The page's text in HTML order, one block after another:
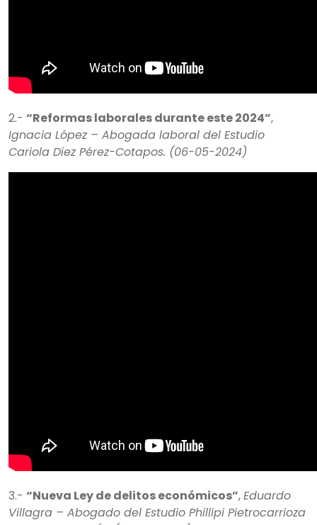
2.- “Reformas laborales durante este 2024”,
Ignacia López – Abogada laboral del Estudio
Cariola Díez Pérez-Cotapos. (06-05-2024)
3.- “Nueva Ley de delitos económicos”,Eduardo
Villagra – Abogado del Estudio Phillipi Pietrocarrioza